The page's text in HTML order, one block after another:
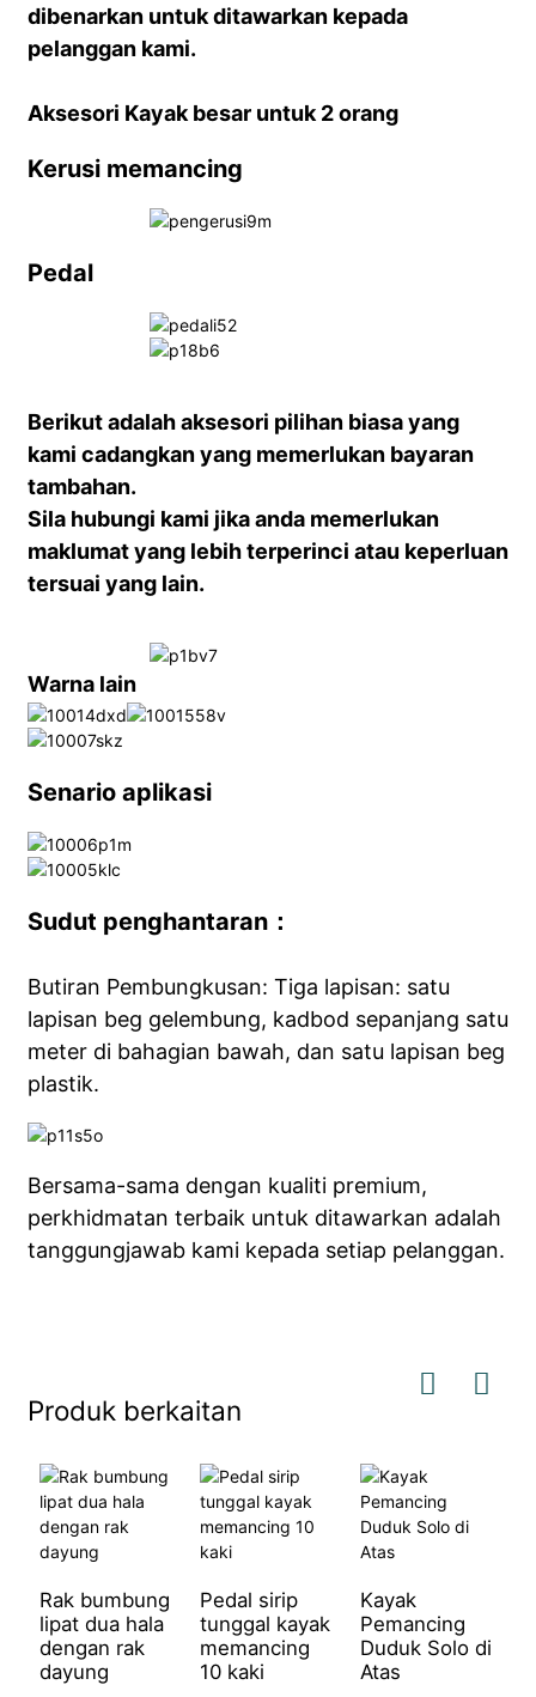
dibenarkan untuk ditawarkan kepada
pelanggan kami.
Aksesori Kayak besar untuk 2 orang
Kerusi memancing
Pedal
Berikut adalah aksesori pilihan biasa yang
kami cadangkan yang memerlukan bayaran
tambahan.
Sila hubungi kami jika anda memerlukan
maklumat yang lebih terperinci atau keperluan
tersuai yang lain.
Warna lain
Senario aplikasi
Sudut penghantaran：
Butiran Pembungkusan: Tiga lapisan: satu
lapisan beg gelembung, kadbod sepanjang satu
meter di bahagian bawah, dan satu lapisan beg
plastik.
Bersama-sama dengan kualiti premium,
perkhidmatan terbaik untuk ditawarkan adalah
tanggungjawab kami kepada setiap pelanggan.
Produk berkaitan
Rak bumbung
lipat dua hala
dengan rak
dayung
Pedal sirip
tunggal kayak
memancing
10 kaki
Kayak
Pemancing
Duduk Solo di
Atas